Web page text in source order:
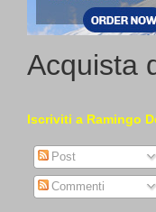
Acquista
Iscriviti a Ramingo
Post
Commenti